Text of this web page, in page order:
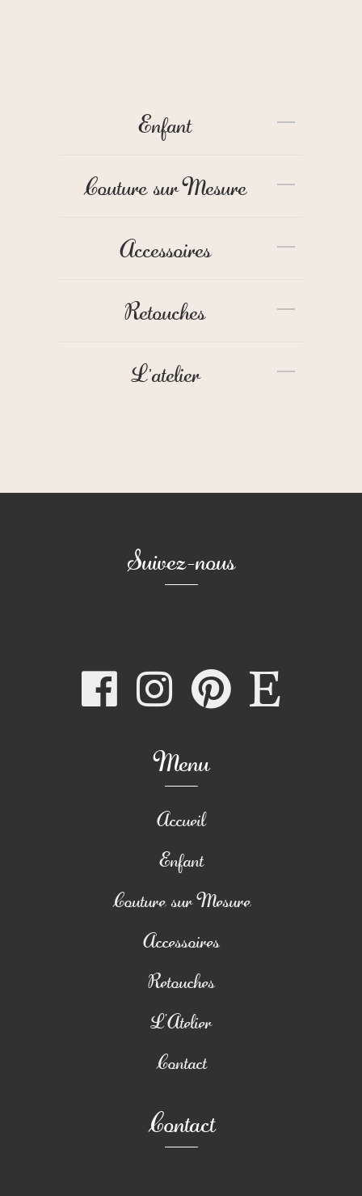
Enfant
Couture sur Mesure
Accessoires
Retouches
L'atelier
Suivez-nous
Menu
Accueil
Enfant
Couture sur Mesure
Accessoires
Retouches
L’Atelier
Contact
Contact